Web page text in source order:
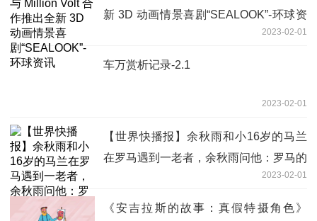
新 3D 动画情景喜剧“SEALOOK”-环球资
2023-02-01
车万赏析记录-2.1
2023-02-01
【世界快播报】余秋雨和小16岁的马兰
在罗马遇到一老者，余秋雨问他：罗马的
晚上为什么没有灯光？老者得知他住在上
海，哈
2023-02-01
《安吉拉斯的故事：真假特摄角色》